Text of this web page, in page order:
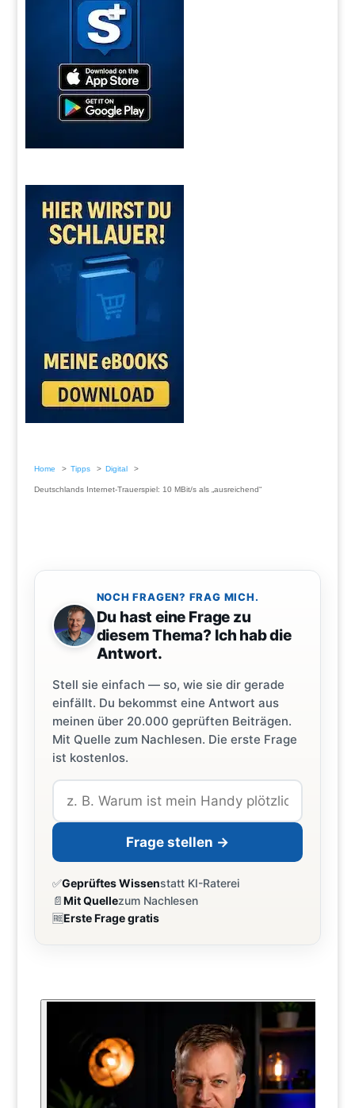
Home Tipps Digital
Deutschlands Internet-Trauerspiel: 10 MBit/s als „ausreichend“
NOCH FRAGEN? FRAG MICH.
Du hast eine Frage zu
diesem Thema? Ich hab die
Antwort.
Stell sie einfach — so, wie sie dir gerade
einfällt. Du bekommst eine Antwort aus
meinen über 20.000 geprüften Beiträgen.
Mit Quelle zum Nachlesen. Die erste Frage
ist kostenlos.
Frage stellen →
✅Geprüftes Wissenstatt KI-Raterei
📄Mit Quellezum Nachlesen
🆓Erste Frage gratis